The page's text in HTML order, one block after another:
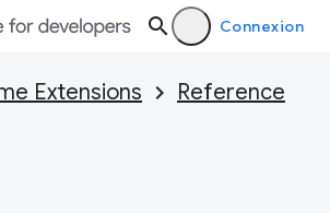
Connexion
Extensions
Reference